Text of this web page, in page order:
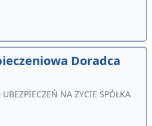
Doradca
NA ŻYCIE SPÓŁKA